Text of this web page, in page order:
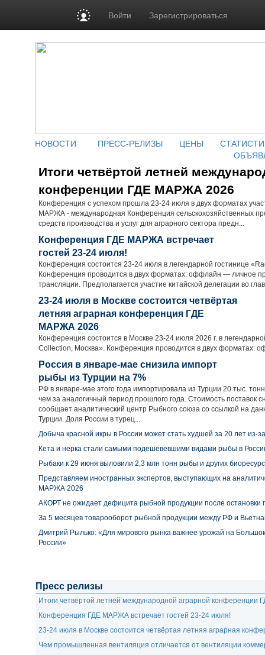
Войти Зарегистрироваться
НОВОСТИ ПРЕСС-РЕЛИЗЫ ЦЕНЫ
Итоги четвёртой летней
конференции ГДЕ МАРЖА 2026
Конференция с успехом прошла 23-24 июля в двух форматах
МАРЖА - международная Конференция сельскохозяйственных
средств производства и услуг для аграрного сектора предн...
Конференция ГДЕ МАРЖА встречает
гостей 23-24 июля!
Конференция состоится 23-24 июля в легендарной гостинице
Конференция проводится в двух форматах: оффлайн — личное
трансляции. Предполагается участие китайской делегации во
23-24 июля в Москве состоится четвёртая
летняя аграрная конференция ГДЕ
МАРЖА 2026
Конференция состоится в Москве 23-24 июля 2026 г. в
Collection, Москва». Конференция проводится в двух форматах:
Россия в январе-мае снизила импорт
рыбы из Турции на 7%
РФ в январе-мае этого года импортировала из Турции 20 тыс.
чем за аналогичный период прошлого года. Стоимость поставок
сообщает аналитический центр Рыбного союза со ссылкой на
Турции. Доля России в турец...
Добыча красной икры в России может стать худшей за 20 лет из-
Кета и нерка стали самыми подешевевшими видами рыбы в
Рыбаки к 29 июня выловили 2,3 млн тонн рыбы и других
Представляем иностранных экспертов, выступающих на
МАРЖА 2026
АКОРТ не ожидает дефицита рыбной продукции после остановки
За 5 месяцев товарооборот рыбной продукции между РФ и
Дмитрий Рылько: «Для мирового рынка важнее урожай на
России»
Пресс релизы
Итоги четвёртой летней международной аграрной
Конференция ГДЕ МАРЖА встречает гостей 23-24 июля!
23-24 июля в Москве состоится четвёртая летняя аграрная
Чем промышленная вентиляция отличается от вентиляции